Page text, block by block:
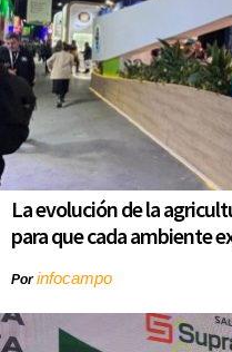
La evolución de la
para que cada ambiente
Porinfocampo